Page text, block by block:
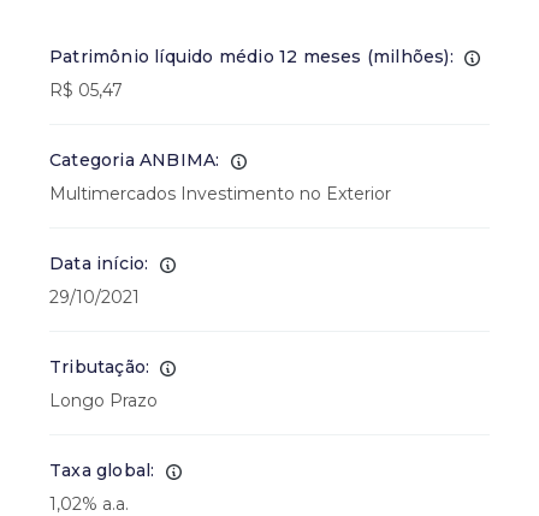
Patrimônio líquido médio 12 meses (milhões):
R$ 05,47
Categoria ANBIMA:
Multimercados Investimento no Exterior
Data início:
29/10/2021
Tributação:
Longo Prazo
Taxa global:
1,02% a.a.